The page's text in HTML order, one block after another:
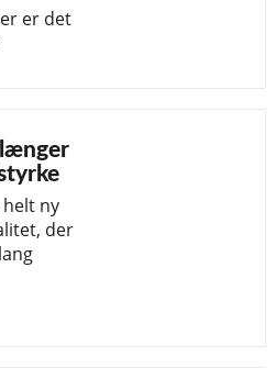
er det
helt ny
der